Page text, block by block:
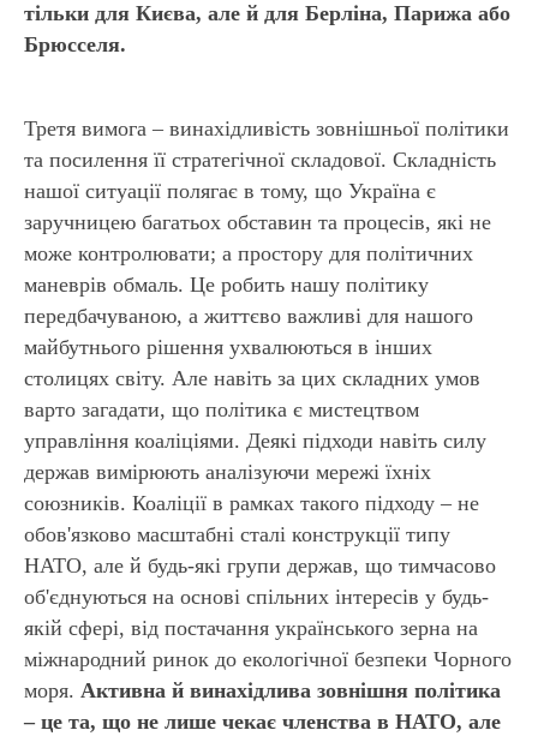
тільки для Києва, але й для Берліна, Парижа або
Брюсселя.
Третя вимога – винахідливість зовнішньої політики
та посилення її стратегічної складової. Складність
нашої ситуації полягає в тому, що Україна є
заручницею багатьох обставин та процесів, які не
може контролювати; а простору для політичних
маневрів обмаль. Це робить нашу політику
передбачуваною, а життєво важливі для нашого
майбутнього рішення ухвалюються в інших
столицях світу. Але навіть за цих складних умов
варто загадати, що політика є мистецтвом
управління коаліціями. Деякі підходи навіть силу
держав вимірюють аналізуючи мережі їхніх
союзників. Коаліції в рамках такого підходу – не
обов'язково масштабні сталі конструкції типу
НАТО, але й будь-які групи держав, що тимчасово
об'єднуються на основі спільних інтересів у будь-
якій сфері, від постачання українського зерна на
міжнародний ринок до екологічної безпеки Чорного
моря. Активна й винахідлива зовнішня політика
– це та, що не лише чекає членства в НАТО, але